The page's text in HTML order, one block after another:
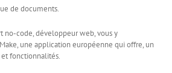
de documents.
no-code, développeur web, vous y
une application européenne qui offre, un
fonctionnalités.